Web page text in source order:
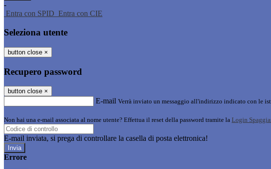
-
Entra con SPID Entra con CIE
Seleziona utente
button close ×
Recupero password
button close ×
E-mail Verrà inviato un messaggio all'indirizzo indicato con le
Non hai una e-mail associata al nome utente? Effettua il reset della password tramite la Login
E-mail inviata, si prega di controllare la casella di posta elettronica!
Errore